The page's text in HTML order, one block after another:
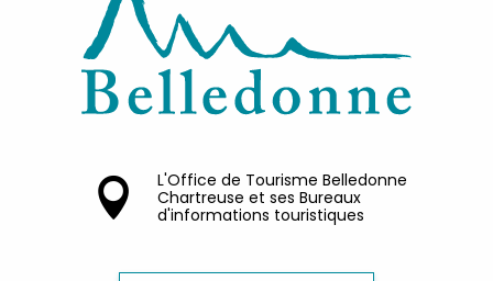
L'Office de Tourisme Belledonne
Chartreuse et ses Bureaux
d'informations touristiques